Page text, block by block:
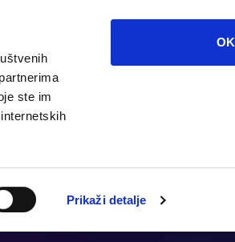
ste im
Prikaži detalje
OK